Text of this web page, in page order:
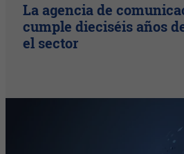
La agencia de
cumple dieciséis años
el sector